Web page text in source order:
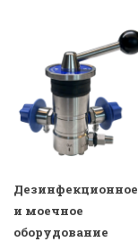
Дезинфекционное
и моечное
оборудование